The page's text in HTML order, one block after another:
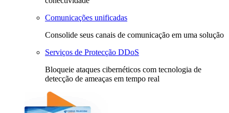
Comunicações unificadas
Consolide seus canais de comunicação em uma solução
Serviços de Protecção DDoS
Bloqueie ataques cibernéticos com tecnologia de
detecção de ameaças em tempo real